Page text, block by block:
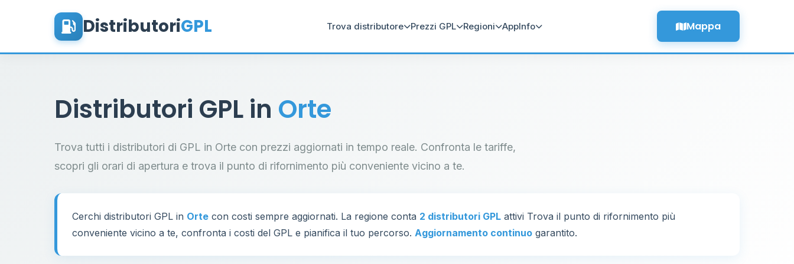
DistributoriGPL Trova distributore Prezzi GPL Regioni AppInfo Mappa
Distributori GPL in Orte
Trova tutti i distributori di GPL in Orte con prezzi aggiornati in tempo reale. Confronta le tariffe,
scopri gli orari di apertura e trova il punto di rifornimento più conveniente vicino a te.
Cerchi distributori GPL in Orte con costi sempre aggiornati. La regione conta 2 distributori GPL attivi Trova il punto di rifornimento più
conveniente vicino a te, confronta i costi del GPL e pianifica il tuo percorso. Aggiornamento continuo garantito.
83